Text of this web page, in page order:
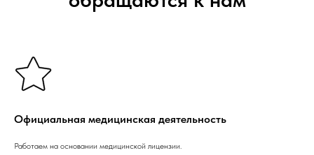
Официальная медицинская деятельность
Работаем на основании медицинской лицензии.